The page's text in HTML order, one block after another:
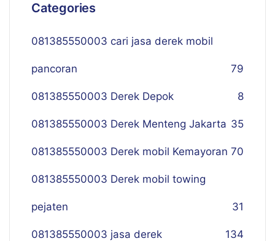
Categories
081385550003 cari jasa derek mobil
pancoran 79
081385550003 Derek Depok 8
081385550003 Derek Menteng Jakarta 35
081385550003 Derek mobil Kemayoran 70
081385550003 Derek mobil towing
pejaten 31
081385550003 jasa derek 134